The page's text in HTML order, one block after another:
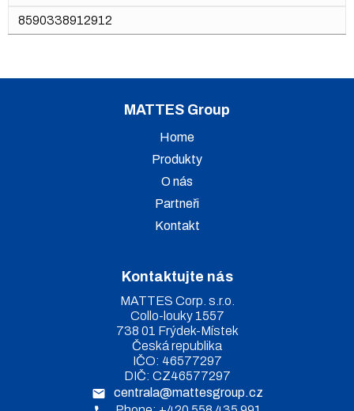
8590338912912
MATTES Group
Home
Produkty
O nás
Partneři
Kontakt
Kontaktujte nás
MATTES Corp. s.r.o.
Collo-louky 1557
738 01 Frýdek-Místek
Česká republika
IČO: 46577297
DIČ: CZ46577297
centrala@mattesgroup.cz